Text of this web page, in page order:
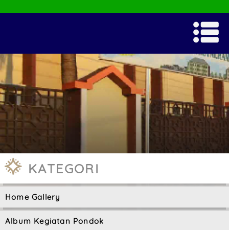
KATEGORI
Home Gallery
Album Kegiatan Pondok